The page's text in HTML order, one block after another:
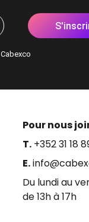
Pour nous
T. +352 31 18
E.
Du lundi au
de 13h à 17h